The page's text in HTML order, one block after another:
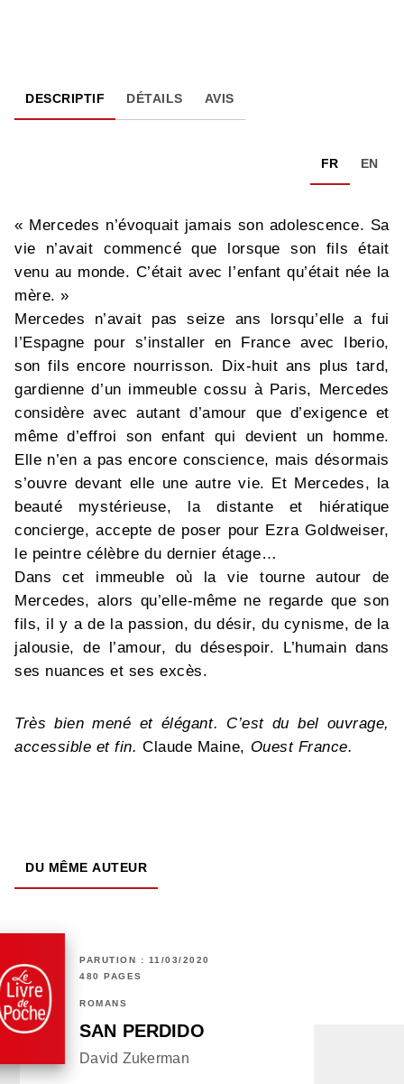
DESCRIPTIF DÉTAILS AVIS
FR EN
« Mercedes n’évoquait jamais son adolescence. Sa
vie n’avait commencé que lorsque son fils était
venu au monde. C’était avec l’enfant qu’était née la
mère. »
Mercedes n’avait pas seize ans lorsqu’elle a fui
l’Espagne pour s’installer en France avec Iberio,
son fils encore nourrisson. Dix-huit ans plus tard,
gardienne d’un immeuble cossu à Paris, Mercedes
considère avec autant d’amour que d’exigence et
même d’effroi son enfant qui devient un homme.
Elle n’en a pas encore conscience, mais désormais
s’ouvre devant elle une autre vie. Et Mercedes, la
beauté mystérieuse, la distante et hiératique
concierge, accepte de poser pour Ezra Goldweiser,
le peintre célèbre du dernier étage…
Dans cet immeuble où la vie tourne autour de
Mercedes, alors qu’elle-même ne regarde que son
fils, il y a de la passion, du désir, du cynisme, de la
jalousie, de l’amour, du désespoir. L’humain dans
ses nuances et ses excès.
Très bien mené et élégant. C’est du bel ouvrage,
accessible et fin. Claude Maine, Ouest France.
DU MÊME AUTEUR
PARUTION : 11/03/2020
480 PAGES
ROMANS
SAN PERDIDO
David Zukerman